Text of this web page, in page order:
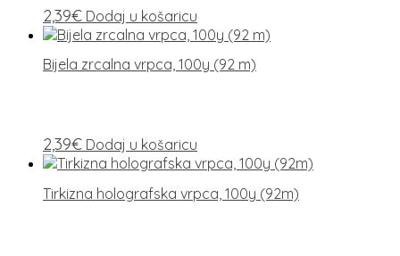
2,39€ Dodaj u košaricu
Bijela zrcalna vrpca, 100y (92 m)
2,39€ Dodaj u košaricu
Tirkizna holografska vrpca, 100y (92m)